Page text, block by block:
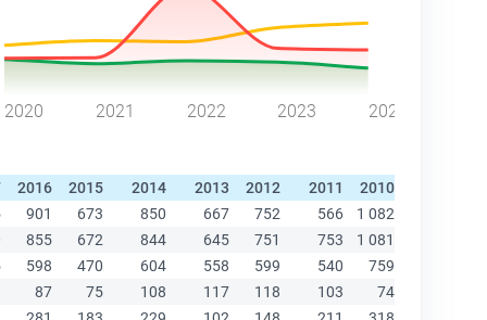
2020 2021 2022 2023 2024
2016 2015 2014 2013 2012 2011 2010